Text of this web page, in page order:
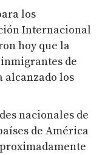
los
Internacional
hoy que la
de
alcanzado los
nacionales de
de América